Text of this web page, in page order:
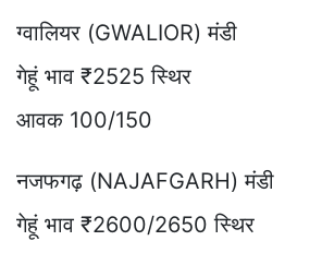
ग्वालियर (GWALIOR) मंडी
गेहूं भाव ₹2525 स्थिर
आवक 100/150
नजफगढ़ (NAJAFGARH) मंडी
गेहूं भाव ₹2600/2650 स्थिर